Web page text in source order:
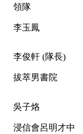
領隊
李玉鳳
李俊軒 (隊長)
拔萃男書院
吳子烙
浸信會呂明才中